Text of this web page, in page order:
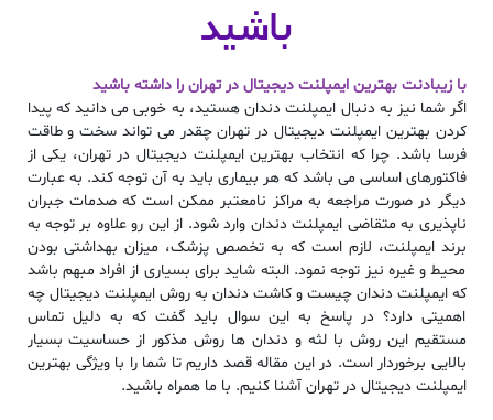
باشید
بازیبادنت بهترین ایمپلنت دیجیتال در تهران را داشته باشید
اگر شما نیز به دنبال ایمپلنت دندانهستید، به خوبی می دانید که پیدا
کردن بهترین ایمپلنت دیجیتال در تهرانچقدر می تواند سخت و طاقت
فرسا باشد. چرا که انتخاب بهترین ایمپلنت دیجیتال در تهران، یکی از
فاکتورهای اساسی می باشد که هر بیماری باید به آن توجه کند. به عبارت
دیگر در صورت مراجعه به مراکز نامعتبر ممکن است که صدمات جبران
ناپذیری به متقاضی ایمپلنت دندان وارد شود. از این رو علاوه بر توجه به
برند ایمپلنت، لازم است که به تخصص پزشک، میزان بهداشتی بودن
محیط و غیره نیز توجه نمود. البته شاید برای بسیاری از افراد مبهم باشد
که ایمپلنت دندان چیست و کاشت دندان به روشایمپلنت دیجیتال چه
اهمیتی دارد؟ در پاسخ به این سوال باید گفت که به دلیل تماس
مستقیم این روش با لثه و دندان ها روش مذکور از حساسیت بسیار
بالایی برخوردار است. در این مقاله قصد داریم تا شما را با ویژگی بهترین
ایمپلنت دیجیتال در تهران آشنا کنیم. با ما همراه باشید.